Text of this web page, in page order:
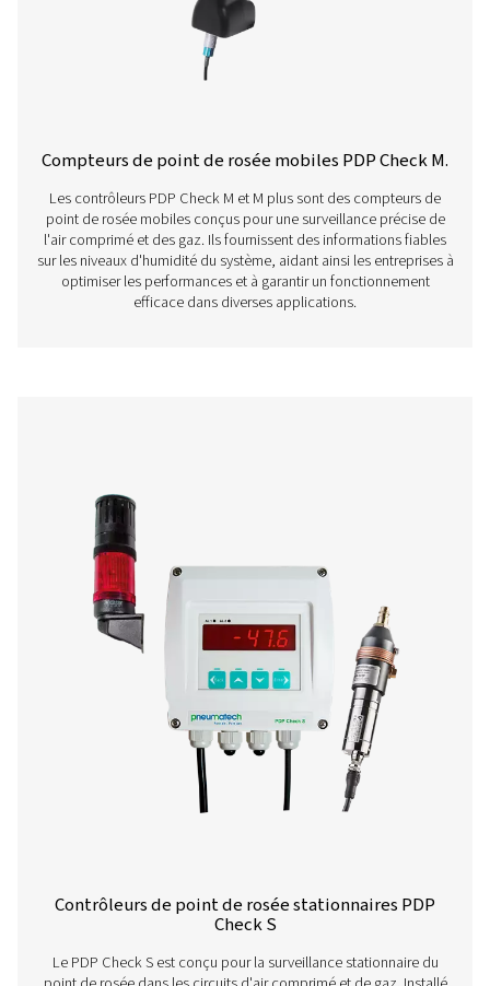
Compteurs de point de rosée mobiles PDP
Les contrôleurs PDP Check M et M plus sont des
point de rosée mobiles conçus pour une surveillance
l'air comprimé et des gaz. Ils fournissent des
sur les niveaux d'humidité du système, aidant ainsi les
optimiser les performances et à garantir un
efficace dans diverses applications.